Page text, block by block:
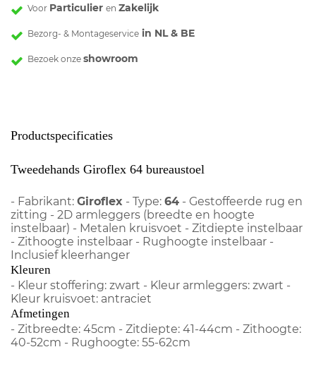
Voor Particulier en Zakelijk
Bezorg- & Montageservice in NL & BE
Bezoek onze showroom
Productspecificaties
Tweedehands Giroflex 64 bureaustoel
- Fabrikant: Giroflex - Type: 64 - Gestoffeerde rug en
zitting - 2D armleggers (breedte en hoogte
instelbaar) - Metalen kruisvoet - Zitdiepte instelbaar
- Zithoogte instelbaar - Rughoogte instelbaar -
Inclusief kleerhanger
Kleuren
- Kleur stoffering: zwart - Kleur armleggers: zwart -
Kleur kruisvoet: antraciet
Afmetingen
- Zitbreedte: 45cm - Zitdiepte: 41-44cm - Zithoogte:
40-52cm - Rughoogte: 55-62cm